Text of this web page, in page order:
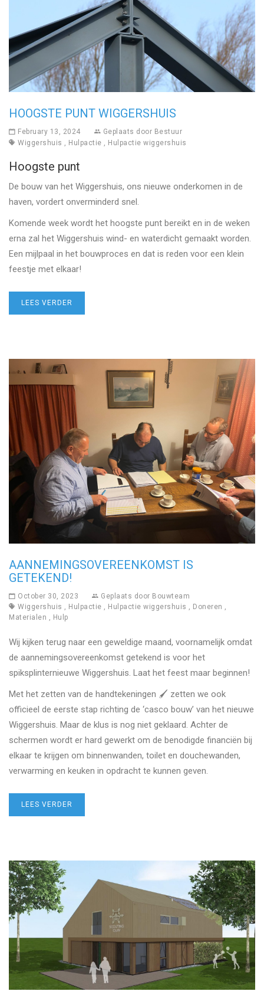
HOOGSTE PUNT WIGGERSHUIS
February 13, 2024 Geplaats door Bestuur
Wiggershuis
Hulpactie Hulpactie wiggershuis
Hoogste punt
De bouw van het Wiggershuis, ons nieuwe onderkomen in de
haven, vordert onverminderd snel.
Komende week wordt het hoogste punt bereikt en in de weken
erna zal het Wiggershuis wind- en waterdicht gemaakt worden.
Een mijlpaal in het bouwproces en dat is reden voor een klein
feestje met elkaar!
LEES VERDER
AANNEMINGSOVEREENKOMST IS
GETEKEND!
October 30, 2023 Geplaats door Bouwteam
Wiggershuis , Hulpactie , Hulpactie wiggershuis , Doneren ,
Materialen , Hulp
Wij kijken terug naar een geweldige maand, voornamelijk omdat
de aannemingsovereenkomst getekend is voor het
spiksplinternieuwe Wiggershuis. Laat het feest maar beginnen!
Met het zetten van de handtekeningen 🖌️ zetten we ook
officieel de eerste stap richting de ‘casco bouw’ van het nieuwe
Wiggershuis. Maar de klus is nog niet geklaard. Achter de
schermen wordt er hard gewerkt om de benodigde financiën bij
elkaar te krijgen om binnenwanden, toilet en douchewanden,
verwarming en keuken in opdracht te kunnen geven.
LEES VERDER